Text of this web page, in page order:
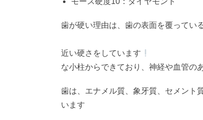
歯が硬い理由は、歯の表面を覆ってい
エナメル質は、人間
近い硬さをしています
何百万
な小柱からできており、神経や血管の
歯は、エナメル質、象牙質、セメント
います